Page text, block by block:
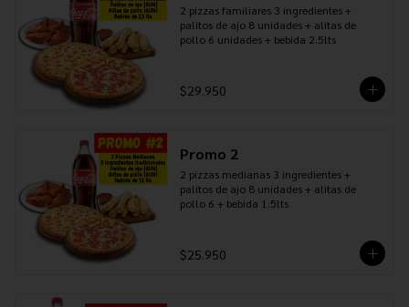
2 pizzas familiares 3 ingredientes +
palitos de ajo 8 unidades + alitas de
pollo 6 unidades + bebida 2.5lts
$29.950
Promo 2
2 pizzas medianas 3 ingredientes +
palitos de ajo 8 unidades + alitas de
pollo 6 + bebida 1.5lts
$25.950